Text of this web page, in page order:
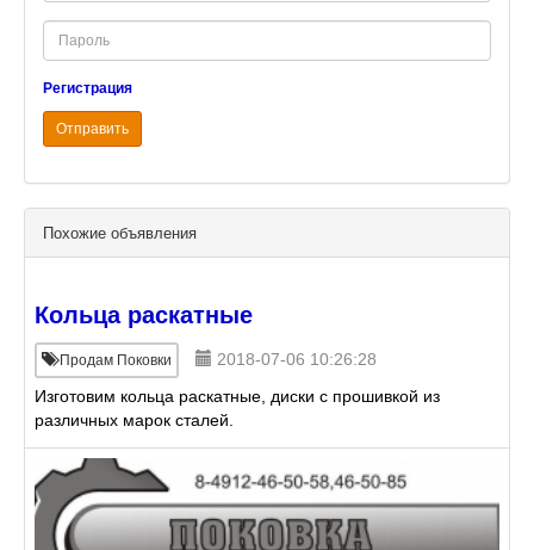
Password
Регистрация
Отправить
Похожие объявления
Кольца раскатные
Продам Поковки
2018-07-06 10:26:28
Изготовим кольца раскатные, диски с прошивкой из
различных марок сталей.